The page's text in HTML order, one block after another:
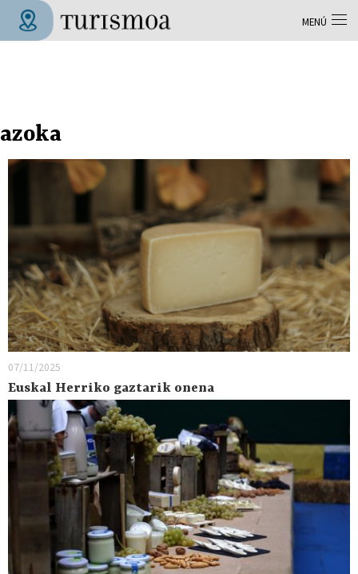
Pasar al contenido principal
azoka
07/11/2025
Euskal Herriko gaztarik onena
Páginas
MENÚ